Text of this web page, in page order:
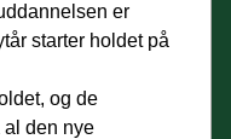
er
starter holdet på
al den nye